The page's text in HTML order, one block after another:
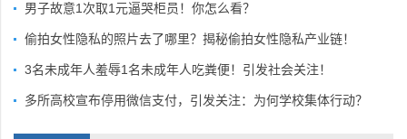
男子故意1次取1元逼哭柜员！你怎么看？
偷拍女性隐私的照片去了哪里？揭秘偷拍女性隐私产业链！
3名未成年人羞辱1名未成年人吃粪便！引发社会关注！
多所高校宣布停用微信支付，引发关注：为何学校集体行动？